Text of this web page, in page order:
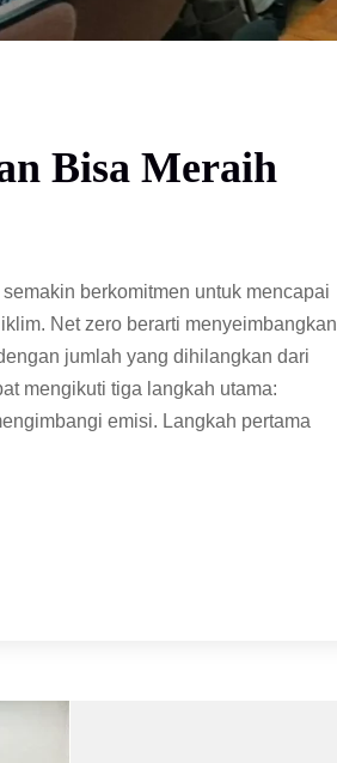
Bisa Meraih
berkomitmen untuk mencapai
Net zero berarti menyeimbangkan
jumlah yang dihilangkan dari
mengikuti tiga langkah utama:
emisi. Langkah pertama